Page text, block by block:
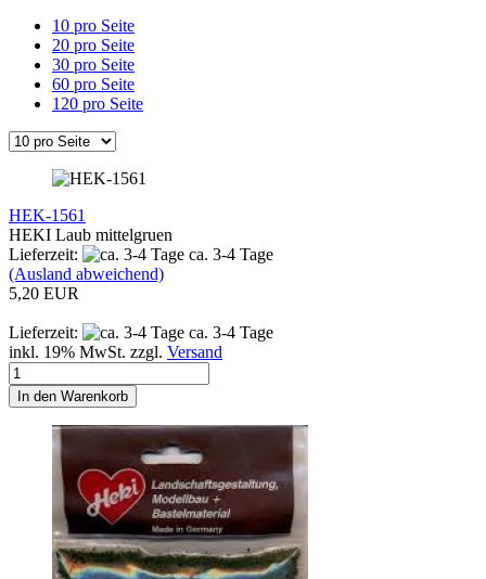
10 pro Seite
20 pro Seite
30 pro Seite
60 pro Seite
120 pro Seite
HEK-1561
HEKI Laub mittelgruen
Lieferzeit:
ca. 3-4 Tage
(Ausland abweichend)
5,20 EUR
Lieferzeit:
ca. 3-4 Tage
inkl. 19% MwSt. zzgl. Versand
In den Warenkorb